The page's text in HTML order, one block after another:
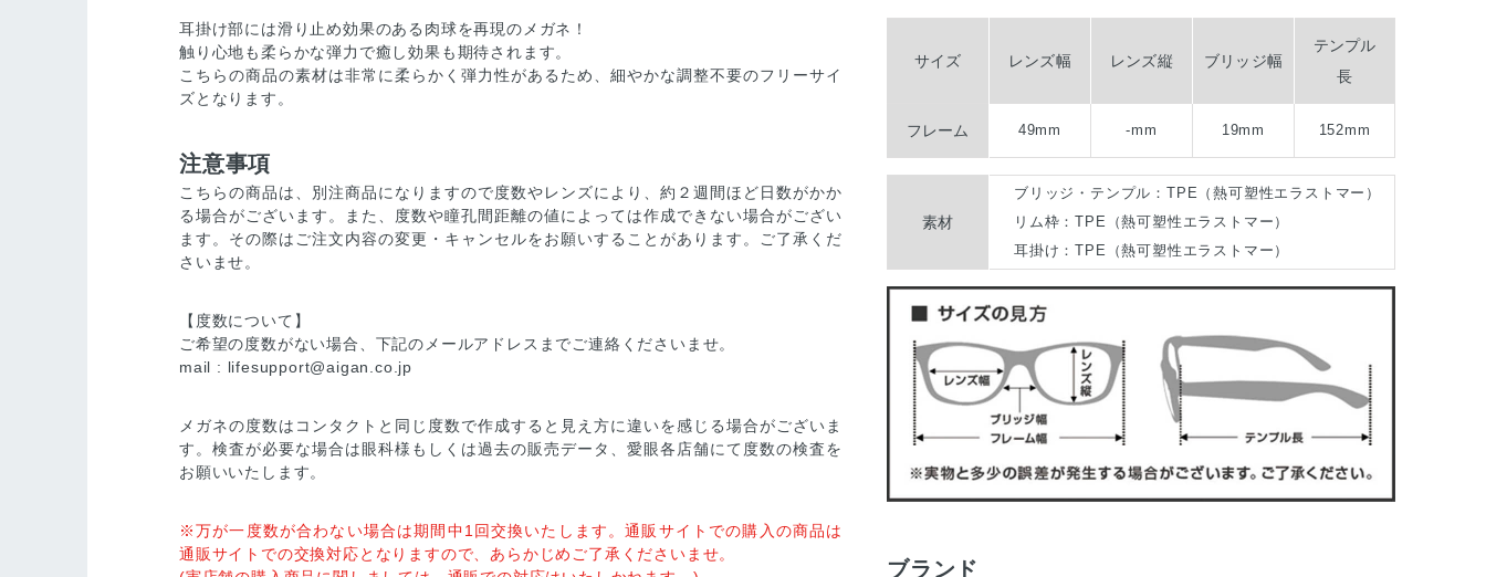
耳掛け部には滑り止め効果のある肉球を再現のメガネ！
触り心地も柔らかな弾力で癒し効果も期待されます。
こちらの商品の素材は非常に柔らかく弾力性があるため、細やかな調整不要のフリーサイ
ズとなります。
注意事項
こちらの商品は、別注商品になりますので度数やレンズにより、約２週間ほど日数がかか
る場合がございます。また、度数や瞳孔間距離の値によっては作成できない場合がござい
ます。その際はご注文内容の変更・キャンセルをお願いすることがあります。ご了承くだ
さいませ。
【度数について】
ご希望の度数がない場合、下記のメールアドレスまでご連絡くださいませ。
mail : lifesupport@aigan.co.jp
メガネの度数はコンタクトと同じ度数で作成すると見え方に違いを感じる場合がございま
す。検査が必要な場合は眼科様もしくは過去の販売データ、愛眼各店舗にて度数の検査を
お願いいたします。
※万が一度数が合わない場合は期間中1回交換いたします。通販サイトでの購入の商品は
通販サイトでの交換対応となりますので、あらかじめご了承くださいませ。
サイズ レンズ幅 レンズ縦 ブリッジ幅
テンプル
長
フレーム 49mm -mm 19mm 152mm
素材
ブリッジ・テンプル：TPE（熱可塑性エラストマー）
リム枠：TPE（熱可塑性エラストマー）
耳掛け：TPE（熱可塑性エラストマー）
ブランド